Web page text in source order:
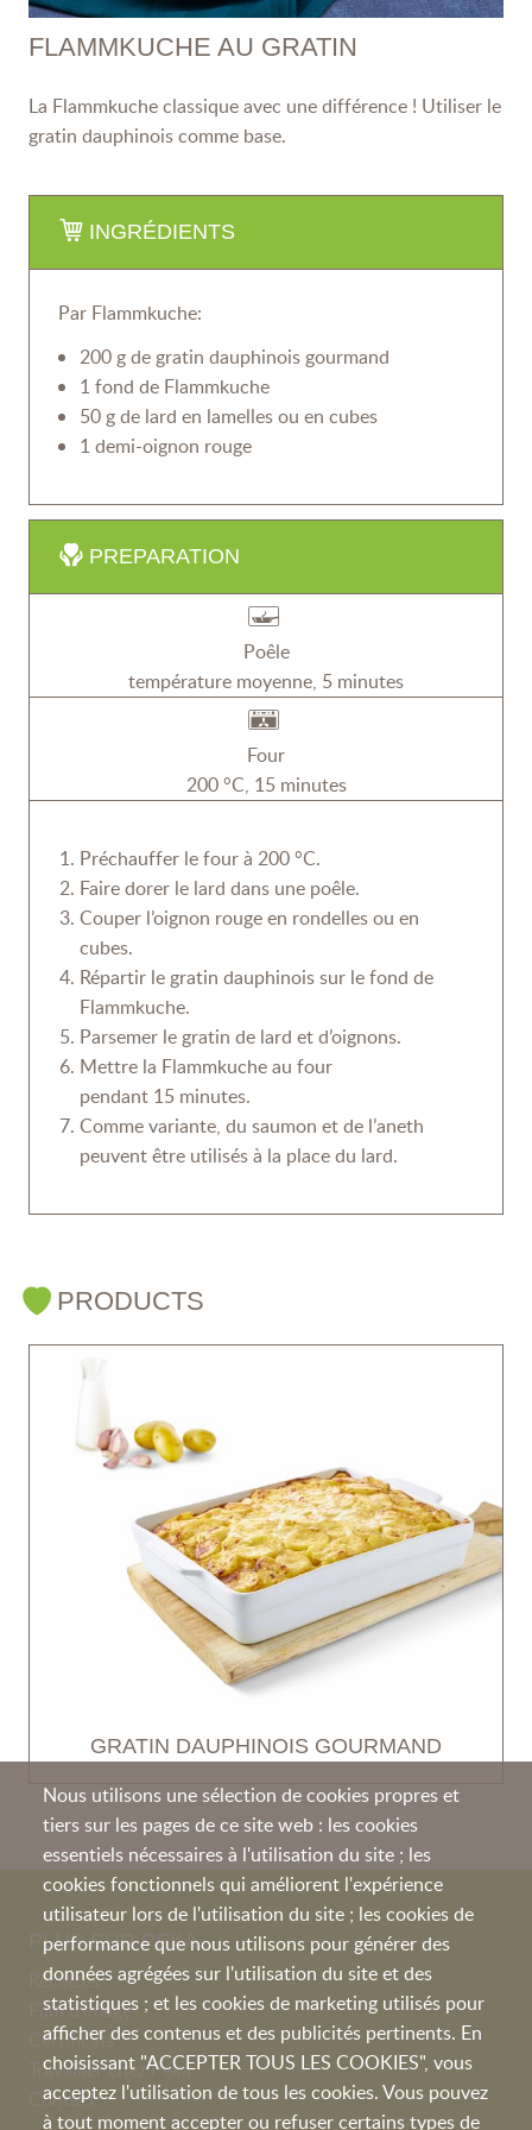
FLAMMKUCHE AU GRATIN
La Flammkuche classique avec une différence ! Utiliser le
gratin dauphinois comme base.
INGRÉDIENTS
Par Flammkuche:
200 g de gratin dauphinois gourmand
1 fond de Flammkuche
50 gde lard en lamelles ou en cubes
1 demi-oignon rouge
PREPARATION
Poêle
température moyenne, 5 minutes
Four
200 °C, 15 minutes
Préchauffer le four à 200 °C.
Faire dorer le lard dans une poêle.
Couper l’oignon rouge en rondelles ou en
cubes.
Répartir le gratin dauphinois sur le fond de
Flammkuche.
Parsemer le gratin de lard et d’oignons.
Mettre la Flammkuche au four
pendant 15 minutes.
Comme variante, du saumon et de l’aneth
peuvent être utilisés à la place du lard.
PRODUCTS
GRATIN DAUPHINOIS GOURMAND
Nous utilisons une sélection de cookies propres et
tiers sur les pages de ce site web : les cookies
essentiels nécessaires à l'utilisation du site ; les
cookies fonctionnels qui améliorent l'expérience
utilisateur lors de l'utilisation du site ; les cookies de
performance que nous utilisons pour générer des
données agrégées sur l'utilisation du site et des
statistiques ; et les cookies de marketing utilisés pour
afficher des contenus et des publicités pertinents. En
choisissant "ACCEPTER TOUS LES COOKIES", vous
acceptez l'utilisation de tous les cookies. Vous pouvez
à tout moment accepter ou refuser certains types de
PLUS SUR PEKA
Recettes
Film d'image
Certificats
Travailler chez Peka
Contact